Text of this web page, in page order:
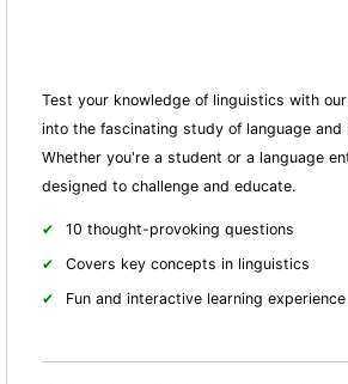
Test your knowledge of linguistics with
into the fascinating study of language and
Whether you're a student or a language
designed to challenge and educate.
10 thought-provoking questions
Covers key concepts in linguistics
Fun and interactive learning experience